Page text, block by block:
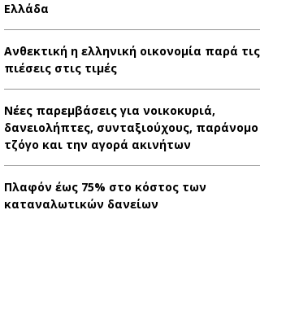
Ελλάδα
Ανθεκτική η ελληνική οικονομία παρά τις
πιέσεις στις τιμές
Νέες παρεμβάσεις για νοικοκυριά,
δανειολήπτες, συνταξιούχους, παράνομο
τζόγο και την αγορά ακινήτων
Πλαφόν έως 75% στο κόστος των
καταναλωτικών δανείων